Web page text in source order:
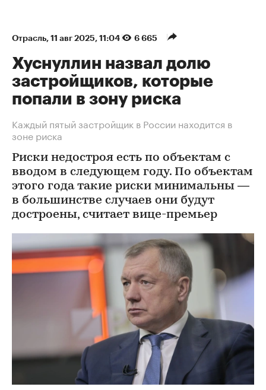
Отрасль⁠, 11 авг 2025, 11:04 6 665
Хуснуллин назвал долю
застройщиков, которые
попали в зону риска
Каждый пятый застройщик в России находится в
зоне риска
Риски недостроя есть по объектам с
вводом в следующем году. По объектам
этого года такие риски минимальны —
в большинстве случаев они будут
достроены, считает вице-премьер